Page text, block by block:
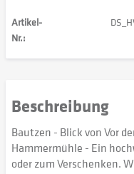
Artikel-
Nr.:
Beschreibung
Bautzen - Blick von Vor
Hammermühle - Ein
oder zum Verschenken.